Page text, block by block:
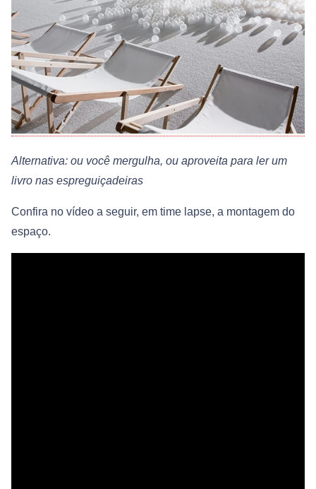
Alternativa: ou você mergulha, ou aproveita para ler um
livro nas espreguiçadeiras
Confira no vídeo a seguir, em time lapse, a montagem do
espaço.